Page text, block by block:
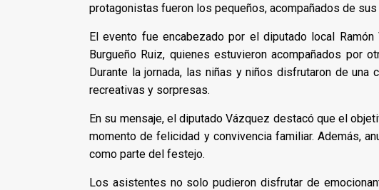
protagonistas fueron los pequeños, acompañados de
El evento fue encabezado por el diputado local
Burgueño Ruiz, quienes estuvieron acompañados por
Durante la jornada, las niñas y niños disfrutaron de una
recreativas y sorpresas.
En su mensaje, el diputado Vázquez destacó que el
momento de felicidad y convivencia familiar. Además,
como parte del festejo.
Los asistentes no solo pudieron disfrutar de